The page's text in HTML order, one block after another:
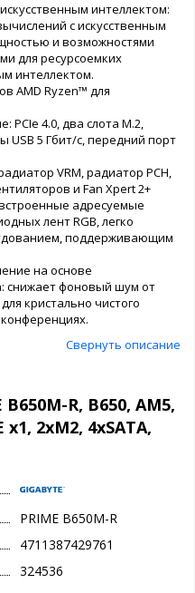
интеллектом:
с искусственным
и возможностями
для ресурсоемких
интеллектом.
AMD Ryzen™ для
4.0, два слота M.2,
USB 5 Гбит/с, передний порт
VRM, радиатор PCH,
и Fan Xpert 2+
адресуемые
лент RGB, легко
поддерживающим
на основе
снижает фоновый шум от
кристально чистого
Свернуть описание
R, B650, AM5,
x1, 2xM2, 4xSATA,
PRIME B650M-R
4711387429761
324536